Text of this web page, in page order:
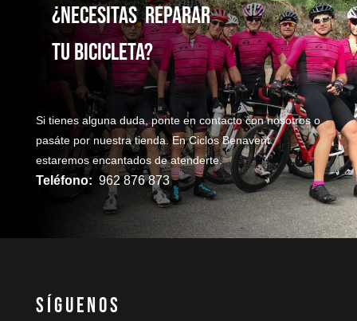
¿NecesitaS reparaR
TU bicicleta?
Si tienes alguna duda, ponte en contacto con nosotros o
pasáte por nuestra tienda. En Ciclos Benavent
estaremos encantados de atenderte.
Teléfono: 962 876 873
Síguenos